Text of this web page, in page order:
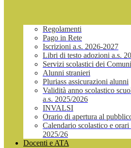
Regolamenti
Pago in Rete
Iscrizioni a.s. 2026-2027
Libri di testo adozioni a.s.
Servizi scolastici dei Comuni
Alunni stranieri
Pluriass assicurazioni alunni
Validità anno scolastico
a.s. 2025/2026
INVALSI
Orario di apertura al
Calendario scolastico e
2025/26
Docenti e ATA